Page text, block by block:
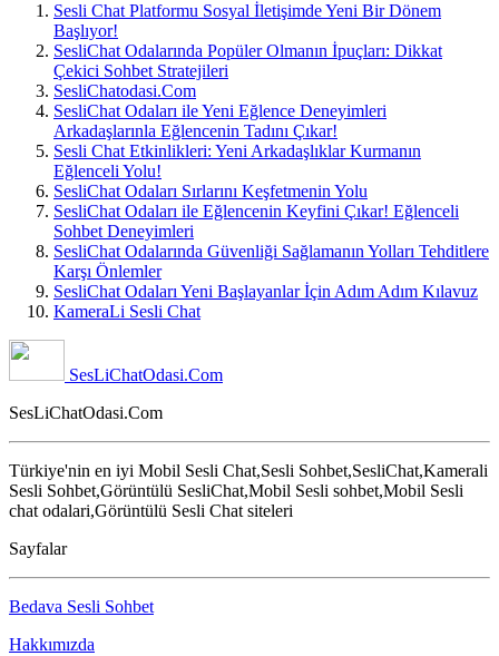
Sesli Chat Platformu Sosyal İletişimde Yeni Bir Dönem
Başlıyor!
SesliChat Odalarında Popüler Olmanın İpuçları: Dikkat
Çekici Sohbet Stratejileri
SesliChatodasi.Com
SesliChat Odaları ile Yeni Eğlence Deneyimleri
Arkadaşlarınla Eğlencenin Tadını Çıkar!
Sesli Chat Etkinlikleri: Yeni Arkadaşlıklar Kurmanın
Eğlenceli Yolu!
SesliChat Odaları Sırlarını Keşfetmenin Yolu
SesliChat Odaları ile Eğlencenin Keyfini Çıkar! Eğlenceli
Sohbet Deneyimleri
SesliChat Odalarında Güvenliği Sağlamanın Yolları Tehditlere
Karşı Önlemler
SesliChat Odaları Yeni Başlayanlar İçin Adım Adım Kılavuz
KameraLi Sesli Chat
SesLiChatOdasi.Com
SesLiChatOdasi.Com
Türkiye'nin en iyi Mobil Sesli Chat,Sesli Sohbet,SesliChat,Kamerali
Sesli Sohbet,Görüntülü SesliChat,Mobil Sesli sohbet,Mobil Sesli
chat odalari,Görüntülü Sesli Chat siteleri
Sayfalar
Bedava Sesli Sohbet
Hakkımızda